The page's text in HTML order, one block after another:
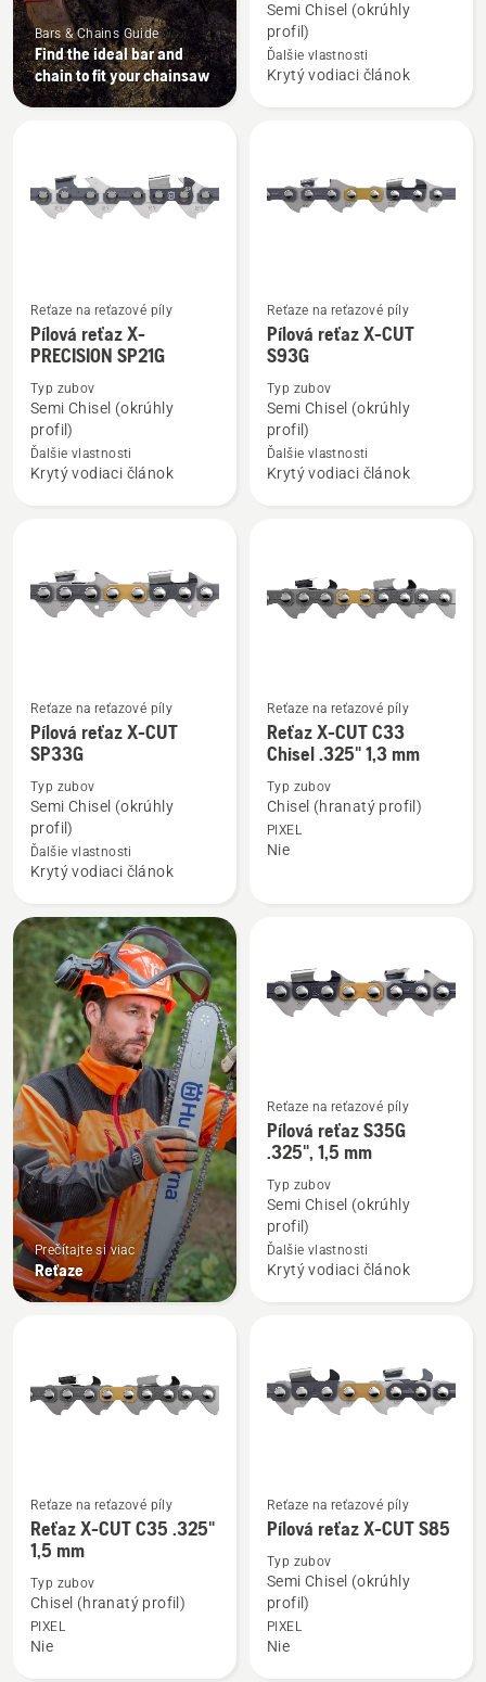
Bars & Chains Guide
Find the ideal bar and
chain to fit your chainsaw
Reťaz
PRECISION™
Semi Chisel (okrúhly
profil)
Ďalšie vlastnosti
Krytý vodiaci článok
Zobraziť
viac
Pílová
reťaz
Reťaze na reťazové píly
Pílová reťaz X-
PRECISION SP21G
Typ zubov
Semi Chisel (okrúhly
profil)
Ďalšie vlastnosti
Krytý vodiaci článok
Zobraziť
viac
Pílová
reťaz
Reťaze na reťazové píly
Pílová reťaz X-CUT
S93G
Typ zubov
Semi Chisel (okrúhly
profil)
Ďalšie vlastnosti
Krytý vodiaci článok
Zobraziť
viac
Pílová
reťaz
SP33G
Reťaze na reťazové píly
Pílová reťaz X-CUT
SP33G
Typ zubov
Semi Chisel (okrúhly
profil)
Ďalšie vlastnosti
Krytý vodiaci článok
Zobraziť
viac
Reťaz
1,3
mm
Reťaze na reťazové píly
Reťaz X-CUT C33
Chisel .325" 1,3 mm
Typ zubov
Chisel (hranatý profil)
PIXEL
Nie
Prečítajte si viac
Reťaze
Zobraziť
viac
Pílová
reťaz
S35G
Reťaze na reťazové píly
Pílová reťaz S35G
.325", 1,5 mm
Typ zubov
Semi Chisel (okrúhly
profil)
Ďalšie vlastnosti
Krytý vodiaci článok
Zobraziť
viac
podrobností
Reťaz
Reťaze na reťazové píly
Reťaz X-CUT C35 .325"
1,5 mm
Typ zubov
Chisel (hranatý profil)
PIXEL
Nie
Zobraziť
viac
podrobností
Pílová
reťaz
Reťaze na reťazové píly
Pílová reťaz X-CUT S85
Typ zubov
Semi Chisel (okrúhly
profil)
PIXEL
Nie